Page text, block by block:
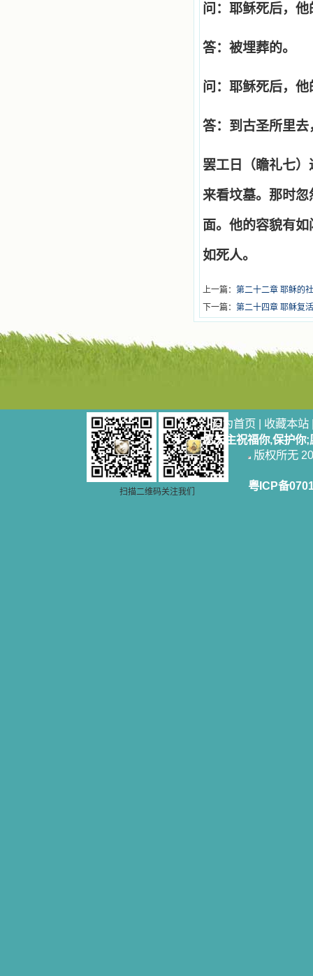
问：耶稣死后，
答：被埋葬的。
问：耶稣死后，
答：到古圣所里
罢工日（瞻礼七
来看坟墓。那时
面。他的容貌有
如死人。
上一篇： 第二十二章 耶稣的
下一篇： 第二十四章 耶稣复
扫描二维码关注我们
设为首页 | 收藏本站
愿天主祝福你,保护你
版权所无
粤ICP备